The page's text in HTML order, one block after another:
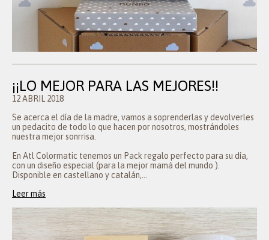
¡¡LO MEJOR PARA LAS MEJORES!!
12 ABRIL 2018
Se acerca el día de la madre, vamos a soprenderlas y devolverles
un pedacito de todo lo que hacen por nosotros, mostrándoles
nuestra mejor sonrrisa.
En Atl Colormatic tenemos un Pack regalo perfecto para su día,
con un diseño especial (para la mejor mamá del mundo ).
Disponible en castellano y catalán,...
Leer más